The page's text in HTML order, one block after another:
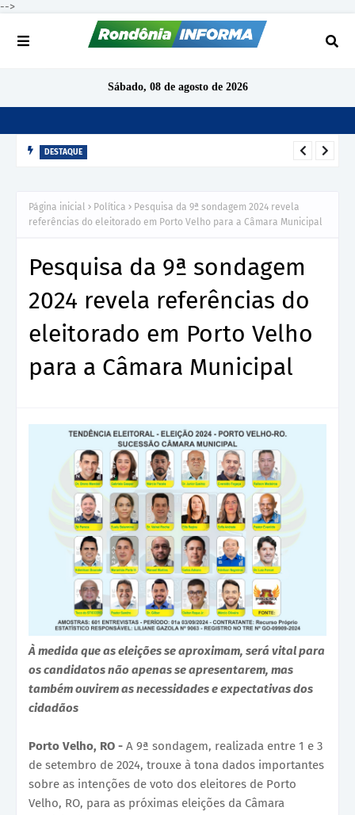
-->
Sábado, 08 de agosto de 2026
DESTAQUE
Página inicial Política
Pesquisa da 9ª sondagem 2024 revela
referências do eleitorado em Porto Velho para a Câmara Municipal
Pesquisa da 9ª sondagem
2024 revela referências do
eleitorado em Porto Velho
para a Câmara Municipal
À medida que as eleições se aproximam, será vital para
os candidatos não apenas se apresentarem, mas
também ouvirem as necessidades e expectativas dos
cidadãos
Porto Velho, RO - A 9ª sondagem, realizada entre 1 e 3
de setembro de 2024, trouxe à tona dados importantes
sobre as intenções de voto dos eleitores de Porto
Velho, RO, para as próximas eleições da Câmara